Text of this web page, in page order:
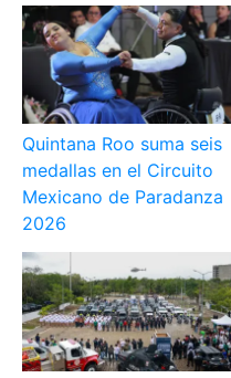
Quintana Roo suma seis
medallas en el Circuito
Mexicano de Paradanza
2026